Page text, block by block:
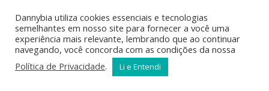
organizados, emitindo-os a uma outra pessoa. A palavra
falada, a palavra escrita, os desenhos, os sinais de trânsito
são alguns exemplos de comunicação, em que alguém
transmite uma mensagem a outra pessoa.
Há, então, um emissor e um receptor da mensagem. A
mensagem é emitida a partir de diversos códigos de
Dannybia utiliza cookies essenciais e tecnologias
semelhantes em nosso site para fornecer a você uma
experiência mais relevante, lembrando que ao continuar
navegando, você concorda com as condições da nossa
Política de Privacidade. Li e Entendi